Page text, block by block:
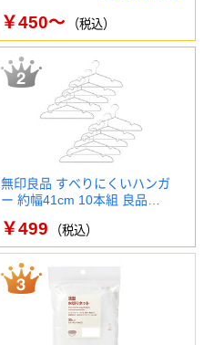
￥450～ （税込）
無印良品 すべりにくいハンガ
ー 約幅41cm 10本組 良品…
￥499 （税込）